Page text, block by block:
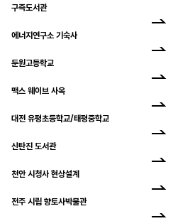
구즉도서관
에너지연구소 기숙사
둔원고등학교
맥스 웨이브 사옥
대전 유평초등학교/태평중학교
신탄진 도서관
천안 시청사 현상설계
전주 시립 향토사박물관